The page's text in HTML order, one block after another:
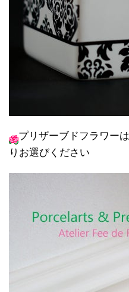
プリザーブドフラワー
りお選びください